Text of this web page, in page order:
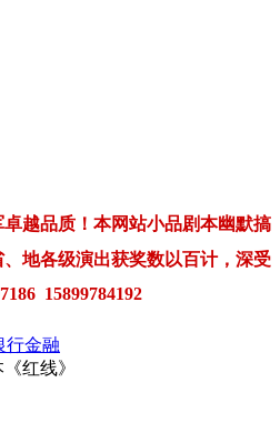
越品质！本网站小品剧本幽默搞
地各级演出获奖数以百计，深受
15899784192
行金融
红线》